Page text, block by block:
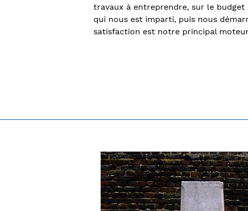
travaux à entreprendre, sur le budget
qui nous est imparti, puis nous
satisfaction est notre principal